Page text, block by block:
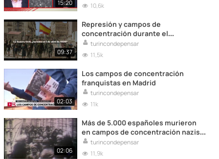
15:20
10,6k
09:37
Represión y campos de
concentración durante el
franquismo
turincondepensar
11,5k
02:03
Los campos de concentración
franquistas en Madrid
turincondepensar
11k
02:06
Más de 5.000 españoles murieron
en campos de concentración nazis
(Mauthausen,...)
turincondepensar
11,9k